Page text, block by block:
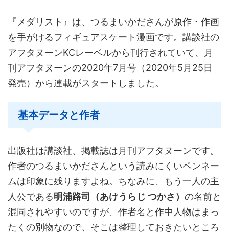
『メダリスト』は、つるまいかださんが原作・作画
を手がけるフィギュアスケート漫画です。講談社の
アフタヌーンKCレーベルから刊行されていて、月
刊アフタヌーンの2020年7月号（2020年5月25日
発売）から連載がスタートしました。
基本データと作者
出版社は講談社、掲載誌は月刊アフタヌーンです。
作者のつるまいかださんという読みにくいペンネー
ムは印象に残りますよね。ちなみに、もう一人の主
人公である明浦路司（あけうらじ つかさ） の名前と
混同されやすいのですが、作者名と作中人物はまっ
たくの別物なので、そこは整理しておきたいところ